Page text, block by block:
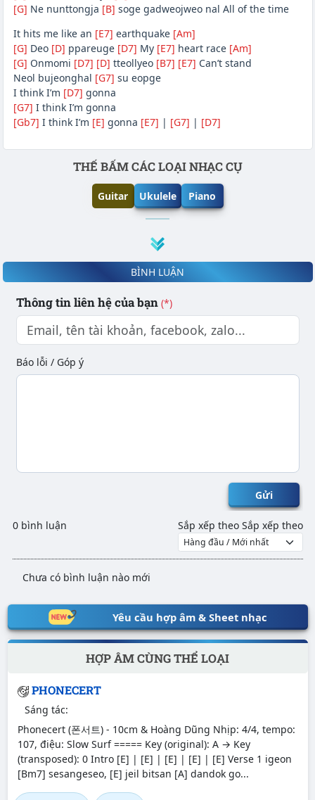
[G] Ne nunttongja [B] soge gadweojweo nal All of the time
It hits me like an [E7] earthquake [Am]
[G] Deo [D] ppareuge [D7] My [E7] heart race [Am]
[G] Onmomi [D7] [D] tteollyeo [B7] [E7] Can’t stand
Neol bujeonghal [G7] su eopge
I think I’m [D7] gonna
[G7] I think I’m gonna
[Gb7] I think I’m [E] gonna [E7] | [G7] | [D7]
Phần nội dungTHẾ BẤM CÁC LOẠI NHẠC CỤ
Guitar Ukulele Piano
BÌNH LUẬN
Thông tin liên hệ của bạn (*)
Báo lỗi / Góp ý
Gửi
0 bình luận Sắp xếp theo Sắp xếp theo
Chưa có bình luận nào mới
Yêu cầu hợp âm & Sheet nhạc
HỢP ÂM CÙNG THỂ LOẠI
PHONECERT
Sáng tác:
Phonecert (폰서트) - 10cm & Hoàng Dũng Nhịp: 4/4, tempo:
107, điệu: Slow Surf ===== Key (original): A → Key
(transposed): 0 Intro [E] | [E] | [E] | [E] | [E] Verse 1 igeon
[Bm7] sesangeseo, [E] jeil bitsan [A] dandok go...